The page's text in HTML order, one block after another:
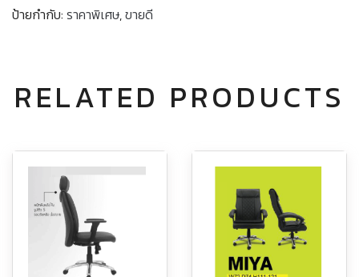
ป้ายกำกับ: ราคาพิเศษ,ขายดี
RELATED PRODUCTS